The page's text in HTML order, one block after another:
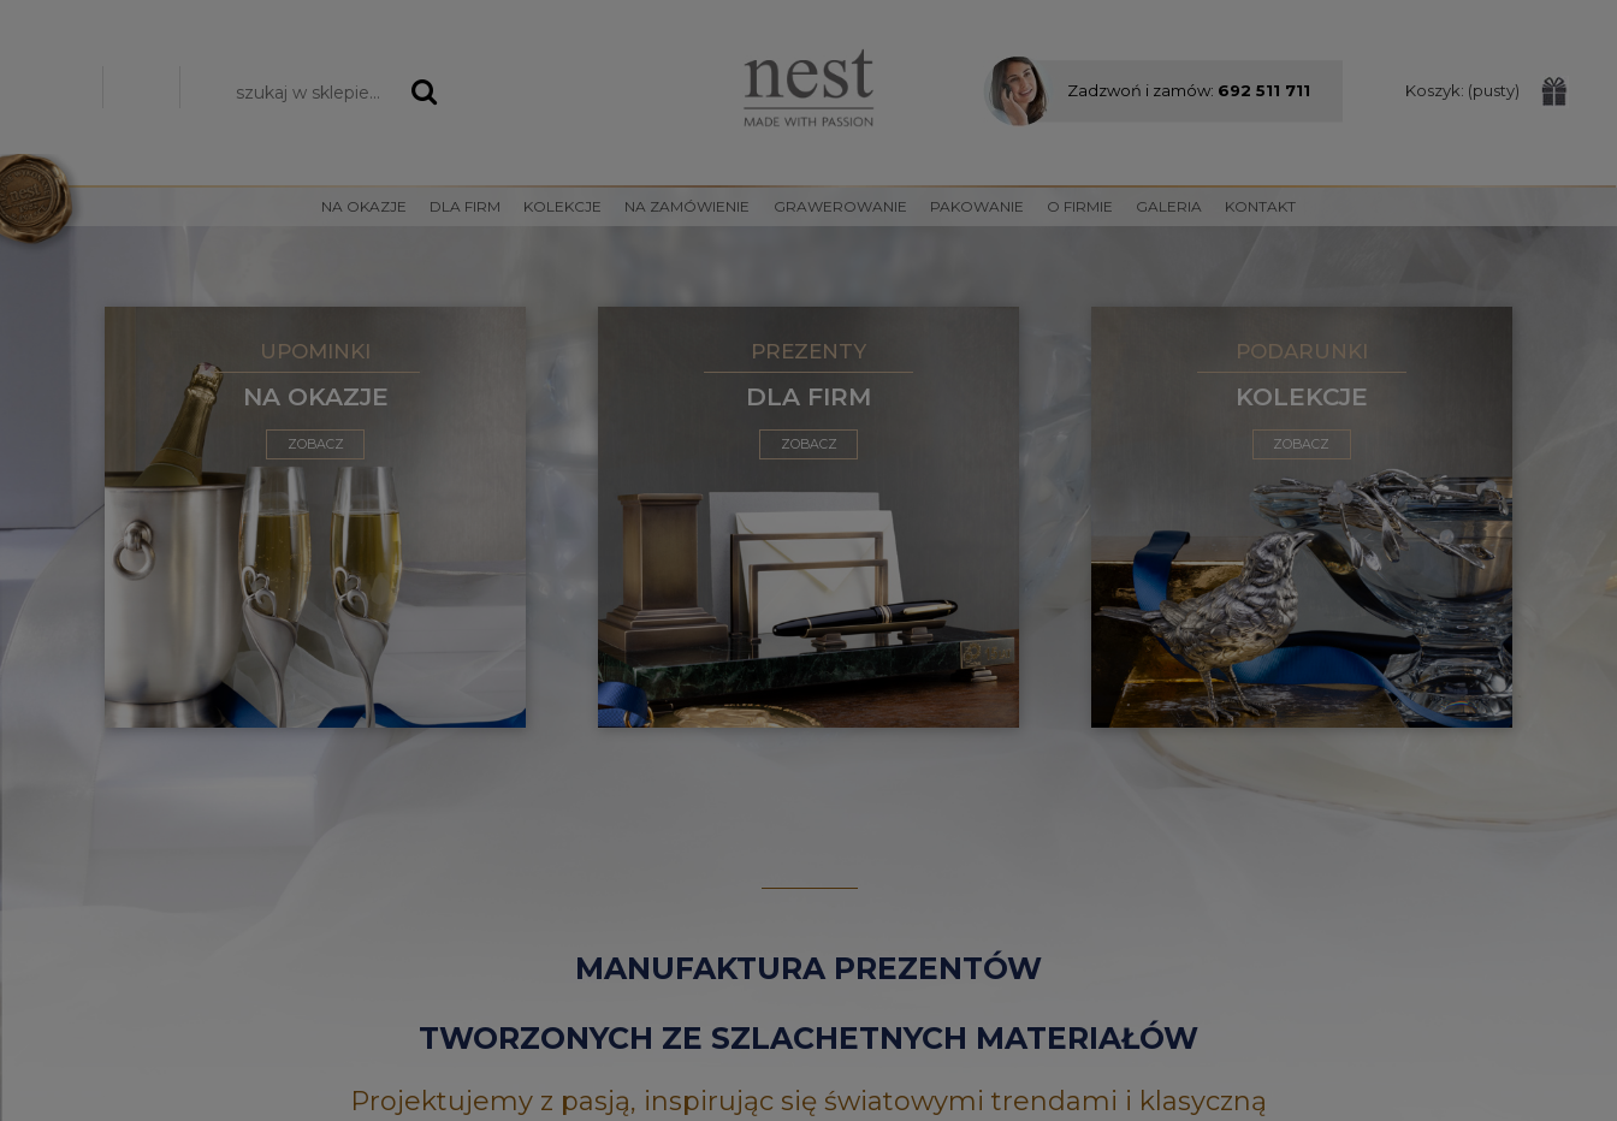
Zadzwoń i zamów: 692 511 711
Zaloguj się Koszyk: (pusty)
NA OKAZJE DLA FIRM KOLEKCJE NA ZAMÓWIENIE GRAWEROWANIE PAKOWANIE O FIRMIE GALERIA KONTAKT
UPOMINKI
NA OKAZJE
ZOBACZ
PREZENTY
DLA FIRM
ZOBACZ
PODARUNKI
KOLEKCJE
ZOBACZ
MANUFAKTURA PREZENTÓW
TWORZONYCH ZE SZLACHETNYCH MATERIAŁÓW
Projektujemy z pasją, inspirując się światowymi trendami i klasyczną